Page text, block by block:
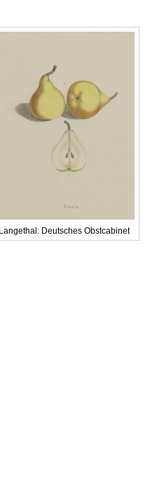
Langethal: Deutsches Obstcabinet